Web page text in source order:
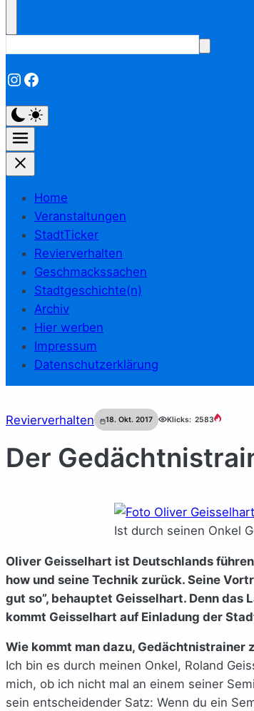
Instagram
Facebook
Home
Veranstaltungen
StadtTicker
Revierverhalten
Geschmackssachen
Stadtgeschichte(n)
Archiv
Hier werben
Impressum
Datenschutzerklärung
Revierverhalten 18. Okt. 2017 Klicks: 2583
Der
Ist durch seinen Onkel
Oliver Geisselhart ist Deutschlands
how und seine Technik zurück. Seine
gut so”, behauptet Geisselhart. Denn das
kommt Geisselhart auf Einladung der
Wie kommt man dazu, Gedächtnistrainer
Ich bin es durch meinen Onkel, Roland
mich, ob ich nicht mal an einem seiner
sein entscheidender Satz: Wenn du ein